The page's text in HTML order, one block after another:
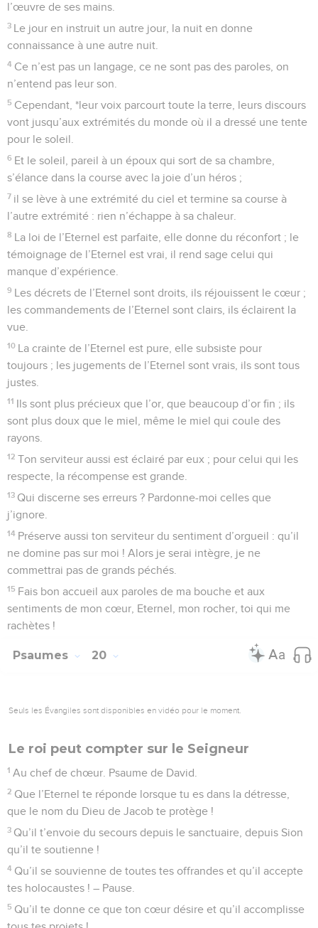
l’œuvre de ses mains.
3 Le jour en instruit un autre jour, la nuit en donne
connaissance à une autre nuit.
4 Ce n’est pas un langage, ce ne sont pas des paroles, on
n’entend pas leur son.
5 Cependant, *leur voix parcourt toute la terre, leurs discours
vont jusqu’aux extrémités du monde où il a dressé une tente
pour le soleil.
6 Et le soleil, pareil à un époux qui sort de sa chambre,
s’élance dans la course avec la joie d’un héros ;
7 il se lève à une extrémité du ciel et termine sa course à
l’autre extrémité : rien n’échappe à sa chaleur.
8 La loi de l’Eternel est parfaite, elle donne du réconfort ; le
témoignage de l’Eternel est vrai, il rend sage celui qui
manque d’expérience.
9 Les décrets de l’Eternel sont droits, ils réjouissent le cœur ;
les commandements de l’Eternel sont clairs, ils éclairent la
vue.
10 La crainte de l’Eternel est pure, elle subsiste pour
toujours ; les jugements de l’Eternel sont vrais, ils sont tous
justes.
11 Ils sont plus précieux que l’or, que beaucoup d’or fin ; ils
sont plus doux que le miel, même le miel qui coule des
rayons.
12 Ton serviteur aussi est éclairé par eux ; pour celui qui les
respecte, la récompense est grande.
13 Qui discerne ses erreurs ? Pardonne-moi celles que
j’ignore.
14 Préserve aussi ton serviteur du sentiment d’orgueil : qu’il
ne domine pas sur moi ! Alors je serai intègre, je ne
commettrai pas de grands péchés.
15 Fais bon accueil aux paroles de ma bouche et aux
sentiments de mon cœur, Eternel, mon rocher, toi qui me
rachètes !
Psaumes 20
Seuls les Évangiles sont disponibles en vidéo pour le moment.
Le roi peut compter sur le Seigneur
1 Au chef de chœur. Psaume de David.
2 Que l’Eternel te réponde lorsque tu es dans la détresse,
que le nom du Dieu de Jacob te protège !
3 Qu’il t’envoie du secours depuis le sanctuaire, depuis Sion
qu’il te soutienne !
4 Qu’il se souvienne de toutes tes offrandes et qu’il accepte
tes holocaustes ! – Pause.
5 Qu’il te donne ce que ton cœur désire et qu’il accomplisse